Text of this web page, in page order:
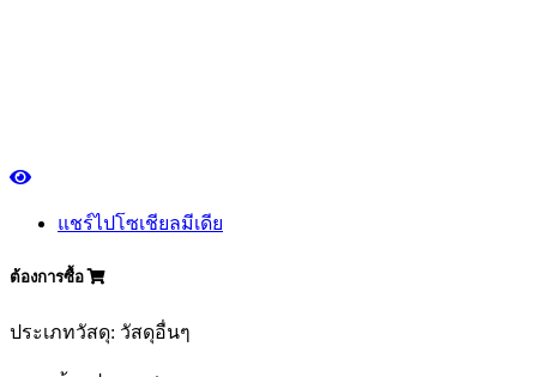
แชร์ไปโซเชียลมีเดีย
ต้องการซื้อ
ประเภทวัสดุ: วัสดุอื่นๆ